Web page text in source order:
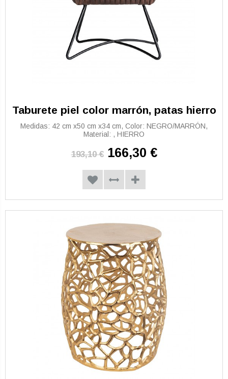
Taburete piel color marrón, patas hierro
Medidas: 42 cm x50 cm x34 cm, Color: NEGRO/MARRÓN,
Material: , HIERRO
193,10 € 166,30 €